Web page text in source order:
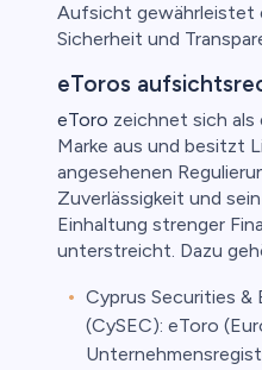
Aufsicht gewährleistet
Sicherheit und
eToros
eToro zeichnet sich als
Marke aus und besitzt
angesehenen
Zuverlässigkeit und
Einhaltung strenger
unterstreicht. Dazu
Cyprus Securities &
(CySEC): eToro